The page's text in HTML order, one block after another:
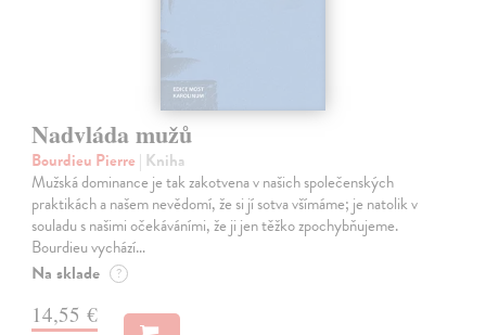
Nadvláda mužů
Bourdieu Pierre | Kniha
Mužská dominance je tak zakotvena v našich společenských
praktikách a našem nevědomí, že si jí sotva všímáme; je natolik v
souladu s našimi očekáváními, že ji jen těžko zpochybňujeme.
Bourdieu vychází…
Na sklade ?
14,55 €